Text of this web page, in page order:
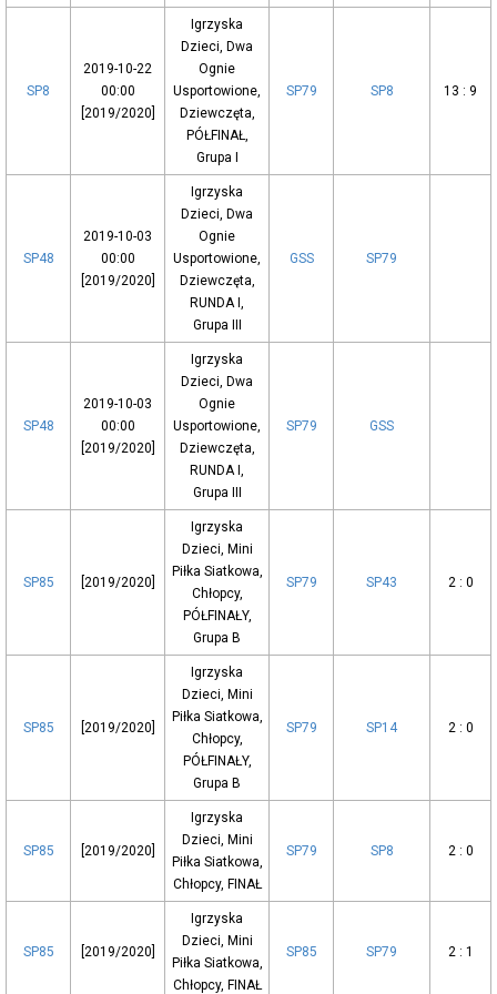
SP8
2019-10-22
00:00
[2019/2020]
Igrzyska
Dzieci, Dwa
Ognie
Usportowione,
Dziewczęta,
PÓŁFINAŁ,
Grupa I
SP79 SP8 13 : 9
SP48
2019-10-03
00:00
[2019/2020]
Igrzyska
Dzieci, Dwa
Ognie
Usportowione,
Dziewczęta,
RUNDA I,
Grupa III
GSS SP79
SP48
2019-10-03
00:00
[2019/2020]
Igrzyska
Dzieci, Dwa
Ognie
Usportowione,
Dziewczęta,
RUNDA I,
Grupa III
SP79 GSS
SP85 [2019/2020]
Igrzyska
Dzieci, Mini
Piłka Siatkowa,
Chłopcy,
PÓŁFINAŁY,
Grupa B
SP79 SP43 2 : 0
SP85 [2019/2020]
Igrzyska
Dzieci, Mini
Piłka Siatkowa,
Chłopcy,
PÓŁFINAŁY,
Grupa B
SP79 SP14 2 : 0
SP85 [2019/2020]
Igrzyska
Dzieci, Mini
Piłka Siatkowa,
Chłopcy, FINAŁ
SP79 SP8 2 : 0
SP85 [2019/2020]
Igrzyska
Dzieci, Mini
Piłka Siatkowa,
Chłopcy, FINAŁ
SP85 SP79 2 : 1